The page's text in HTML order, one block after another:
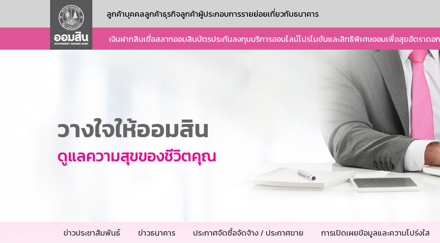
ลูกค้าบุคคลลูกค้าธุรกิจลูกค้าผู้ประกอบการรายย่อยเกี่ยวกับธนาคาร
เงินฝากสินเชื่อสลากออมสินบัตรประกันลงทุนบริการออนไลน์โปรโมชันและสิทธิพิเศษออมเพื่อสุขอัตราดอ
วางใจให้ออมสิน
ดูแลความสุขของชีวิตคุณ
ข่าวประชาสัมพันธ์ ข่าวธนาคาร ประกาศจัดซื้อจัดจ้าง / ประกาศขาย การเปิดเผยข้อมูลและความโปร่งใส